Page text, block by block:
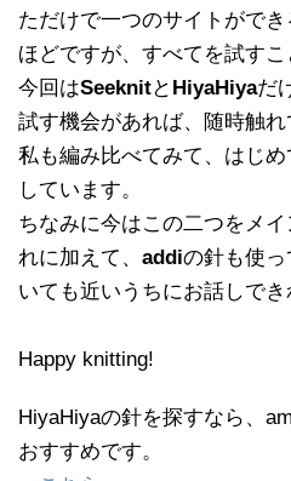
ただけで一つのサイトがで
ほどですが、すべてを試すこ
今回はSeeknitと HiyaHiyaだ
試す機会があれば、随時触れ
私も編み比べてみて、はじ
しています。
ちなみに今はこの二つをメ
れに加えて、 addiの針も使
いても近いうちにお話しでき
Happy knitting!
HiyaHiyaの針を探すなら、
おすすめです。